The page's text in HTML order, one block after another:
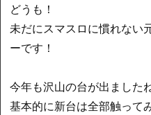
どうも！
未だにスマスロに慣れない
ーです！
今年も沢山の台が出ました
基本的に新台は全部触って